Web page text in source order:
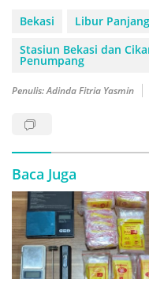
Bekasi
Libur
Stasiun Bekasi dan
Penumpang
Penulis: Adinda Fitria Yasmin
Baca Juga